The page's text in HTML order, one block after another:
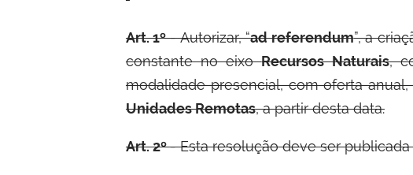
Art. 1º- Autorizar, “ad referendum”, a
constante no eixoRecursos Naturais,
modalidade presencial, com oferta
Unidades Remotas, a partir desta data.
Art. 2º- Esta resolução deve ser